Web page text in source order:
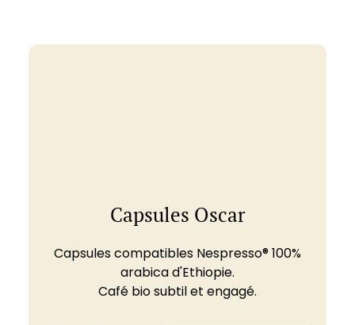
Capsules Oscar
Capsules compatibles Nespresso® 100%
arabica d'Ethiopie.
Café bio subtil et engagé.